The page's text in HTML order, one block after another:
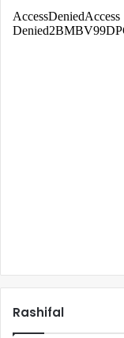
Rashifal